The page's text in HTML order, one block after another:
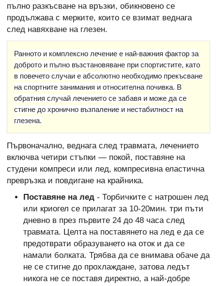
пълно разкъсване на връзки, обикновено се
продължава с мерките, които се взимат веднага
след навяхване на глезен.
Ранното и комплексно лечение е най-важния фактор за
доброто и пълно възстановяване при спортистите, като
в повечето случаи е абсолютно необходимо прекъсване
на спортните занимания и относителна почивка. В
обратния случай лечението се забавя и може да се
стигне до хронично възпаление и нестабилност на
глезена.
Първоначално, веднага след травмата, лечението
включва четири стъпки — покой, поставяне на
студени компреси или лед, компресивна еластична
превръзка и повдигане на крайника.
Поставяне на лед- Торбичките с натрошен лед
или криогел се прилагат за 10-20мин. три пъти
дневно в през първите 24 до 48 часа след
травмата. Целта на поставянето на лед е да се
предотврати образуването на оток и да се
намали болката. Трябва да се внимава обаче да
не се стигне до прохлаждане, затова ледът
никога не се поставя директно, а най-добре